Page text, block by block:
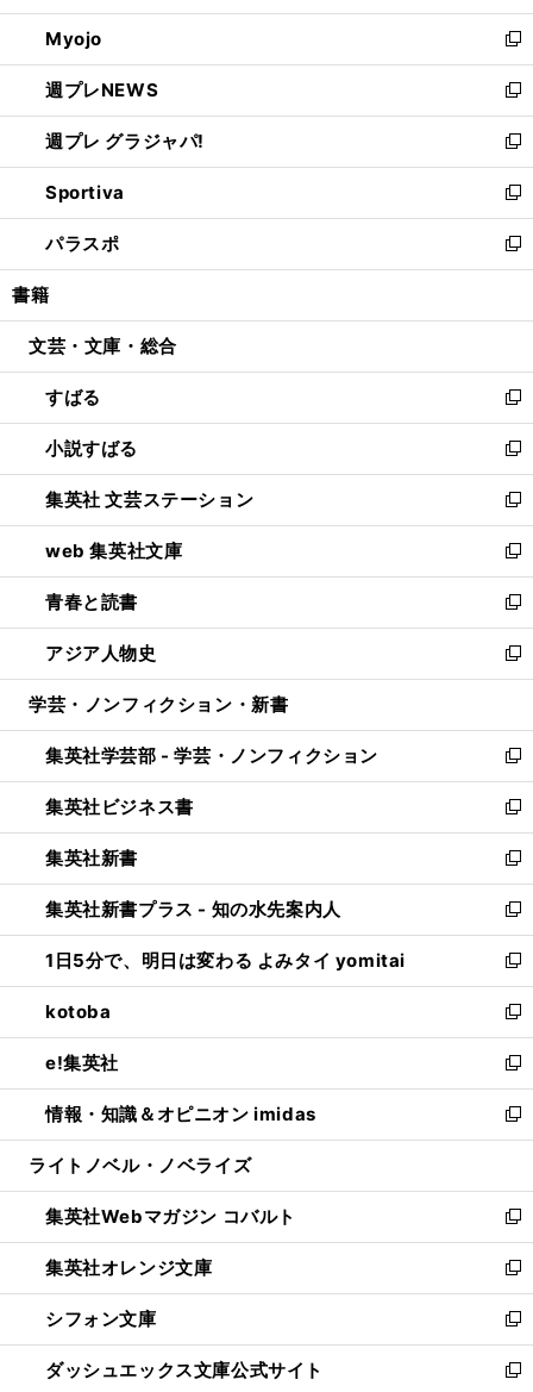
開
く
ウ
で
開
く
ン
ド
ウ
で
開
く
ウ
ィ
ン
ド
ウ
で
開
く
Myojo
新
し
い
ウ
ィ
ン
ド
ウ
で
開
週プレNEWS
新
し
い
ウ
ィ
ン
ド
ウ
開
週プレ グラジャパ!
新
し
い
ウ
ィ
ン
ウ
開
く
Sportiva
新
し
い
ウ
ン
ウ
で
開
く
パラスポ
新
し
ウ
ン
ド
ウ
で
開
く
書籍
文芸・文庫・総合
すばる
新
し
い
ウ
ィ
ン
ド
ウ
で
開
く
小説すばる
新
し
い
ウ
ィ
ン
ド
ウ
で
開
集英社 文芸ステーション
新
し
い
ウ
ィ
ン
ド
ウ
開
く
web 集英社文庫
新
し
い
ウ
ィ
ン
ウ
で
開
く
青春と読書
新
し
い
ウ
ン
ド
ウ
で
開
く
アジア人物史
新
し
ウ
ィ
ン
ド
ウ
で
開
く
学芸・ノンフィクション・新書
集英社学芸部 - 学芸・ノンフィクション
新
し
い
ウ
ィ
ン
ド
ウ
で
開
く
集英社ビジネス書
新
し
い
ウ
ィ
ン
ド
ウ
で
開
く
集英社新書
新
し
い
ウ
ィ
ン
ド
ウ
で
開
く
集英社新書プラス - 知の水先案内人
新
し
い
ウ
ィ
ン
ド
ウ
で
開
1日5分で、明日は変わる よみタイ yomitai
新
し
い
ウ
ィ
ン
ド
ウ
開
く
kotoba
新
し
い
ウ
ィ
ン
ウ
で
開
く
e!集英社
新
し
い
ウ
ン
ド
ウ
で
開
く
情報・知識＆オピニオン imidas
新
し
ウ
ィ
ン
ド
ウ
で
開
く
ライトノベル・ノベライズ
集英社Webマガジン コバルト
新
し
い
ウ
ィ
ン
ド
集英社オレンジ文庫
新
し
い
ウ
ィ
シフォン文庫
新
し
い
ダッシュエックス文庫公式サイト
新